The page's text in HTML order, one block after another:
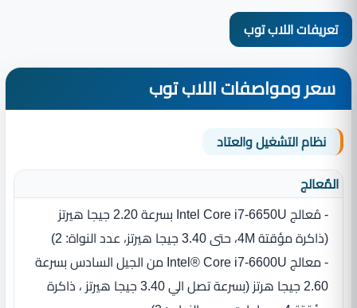
تعريفات اللاب توب
سعر ومواصفات اللاب توب
نظام التشغيل والعتاد
المٌعالج
- مُعالج Intel Core i7-6650U بسرعة 2.20 جيجا هيرتز
‏(‏ذاكرة مؤقتة 4M، حتى 3.40 جيجا هيرتز، عدد النواة‏:‏ 2‏)‏
- معالج Intel® Core i7-6600U من الجيل السادس بسرعة
2.60 جيجا هرتز (بسرعة تصل الي 3.40 جيجا هيرتز ، ذاكرة